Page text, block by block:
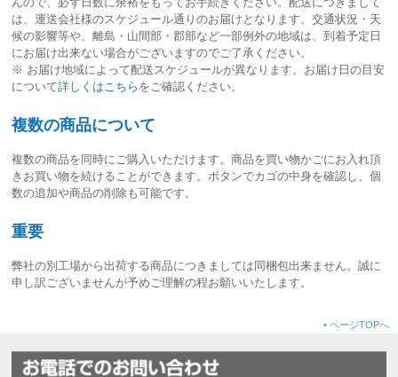
は、運送会社様のスケジュール通りのお届けとなります。交通状況・天
候の影響等や、離島・山間部・郡部など一部例外の地域は、到着予定日
にお届け出来ない場合がございますのでご了承ください。
※ お届け地域によって配送スケジュールが異なります。お届け日の目安
について詳しくはこちら をご確認ください。
複数の商品について
複数の商品を同時にご購入いただけます。商品を買い物かごにお入れ頂
きお買い物を続けることができます。ボタンでカゴの中身を確認し、個
数の追加や商品の削除も可能です。
重要
弊社の別工場から出荷する商品につきましては同梱包出来ません。誠に
申し訳ございませんが予めご理解の程お願いいたします。
• ページTOPへ